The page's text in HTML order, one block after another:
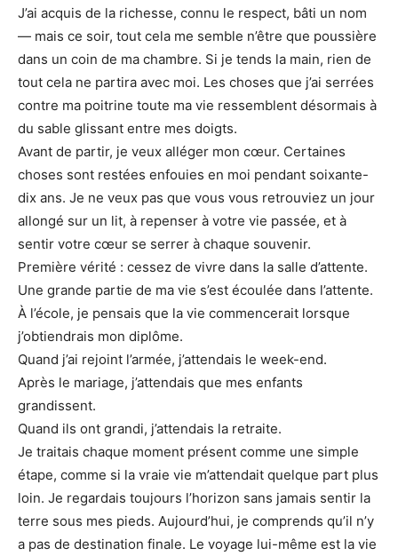
J’ai acquis de la richesse, connu le respect, bâti un nom
— mais ce soir, tout cela me semble n’être que poussière
dans un coin de ma chambre. Si je tends la main, rien de
tout cela ne partira avec moi. Les choses que j’ai serrées
contre ma poitrine toute ma vie ressemblent désormais à
du sable glissant entre mes doigts.
Avant de partir, je veux alléger mon cœur. Certaines
choses sont restées enfouies en moi pendant soixante-
dix ans. Je ne veux pas que vous vous retrouviez un jour
allongé sur un lit, à repenser à votre vie passée, et à
sentir votre cœur se serrer à chaque souvenir.
Première vérité : cessez de vivre dans la salle d’attente.
Une grande partie de ma vie s’est écoulée dans l’attente.
À l’école, je pensais que la vie commencerait lorsque
j’obtiendrais mon diplôme.
Quand j’ai rejoint l’armée, j’attendais le week-end.
Après le mariage, j’attendais que mes enfants
grandissent.
Quand ils ont grandi, j’attendais la retraite.
Je traitais chaque moment présent comme une simple
étape, comme si la vraie vie m’attendait quelque part plus
loin. Je regardais toujours l’horizon sans jamais sentir la
terre sous mes pieds. Aujourd’hui, je comprends qu’il n’y
a pas de destination finale. Le voyage lui-même est la vie